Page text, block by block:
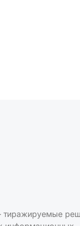
тиражируемые